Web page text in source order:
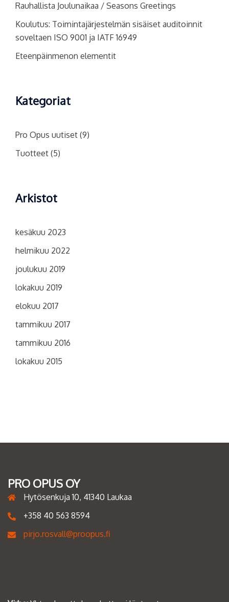
Rauhallista Joulunaikaa / Seasons Greetings
Koulutus: Toimintajärjestelmän sisäiset auditoinnit
soveltaen ISO 9001 ja IATF 16949
Eteenpäinmenon elementit
Kategoriat
Pro Opus uutiset (9)
Tuotteet (5)
Arkistot
kesäkuu 2023
helmikuu 2022
joulukuu 2019
lokakuu 2019
elokuu 2017
tammikuu 2017
tammikuu 2016
lokakuu 2015
PRO OPUS OY
Hytösenkuja 10, 41340 Laukaa
+358 40 563 8594
pirjo.rosvall@proopus.fi